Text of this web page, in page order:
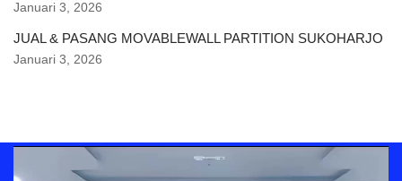
Januari 3, 2026
JUAL & PASANG MOVABLEWALL PARTITION SUKOHARJO
Januari 3, 2026